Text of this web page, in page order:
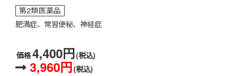
第2類医薬品
肥満症、常習便秘、神経症
価格4,400円(税込)
3,960円(税込)